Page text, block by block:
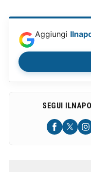
Aggiungi
SEGUI